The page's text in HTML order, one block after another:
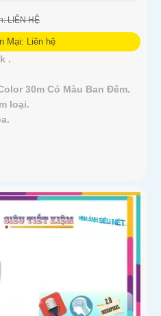
LIÊN HỆ
Mại: Liên hệ
.
30m Có Màu Ban Ðêm.
loại.